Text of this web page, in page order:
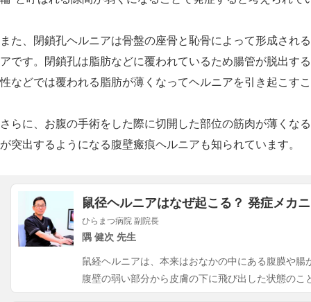
また、閉鎖孔ヘルニアは骨盤の座骨と恥骨によって形成され
アです。閉鎖孔は脂肪などに覆われているため腸管が脱出す
性などでは覆われる脂肪が薄くなってヘルニアを引き起こす
さらに、お腹の手術をした際に切開した部位の筋肉が薄くな
が突出するようになる腹壁瘢痕ヘルニアも知られています。
鼠径ヘルニアはなぜ起こる？ 発症メカ
ひらまつ病院 副院長
隅 健次 先生
鼠経ヘルニアは、本来はおなかの中にある腹膜や
腹壁の弱い部分から皮膚の下に飛び出した状態のこ